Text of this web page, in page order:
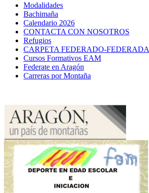
Modalidades
Bachimaña
Calendario 2026
CONTACTA CON NOSOTROS
Refugios
CARPETA FEDERADO-FEDERADA
Cursos Formativos EAM
Federate en Aragón
Carreras por Montaña